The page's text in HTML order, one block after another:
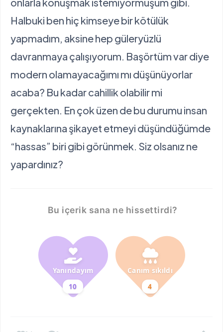
Halbuki ben hiç kimseye bir kötülük
yapmadım, aksine hep güleryüzlü
davranmaya çalışıyorum. Başörtüm var diye
modern olamayacağımı mı düşünüyorlar
acaba? Bu kadar cahillik olabilir mi
gerçekten. En çok üzen de bu durumu insan
kaynaklarına şikayet etmeyi düşündüğümde
“hassas” biri gibi görünmek. Siz olsanız ne
yapardınız?
Bu içerik sana ne hissettirdi?
Yanındayım
10
Canım sıkıldı
4